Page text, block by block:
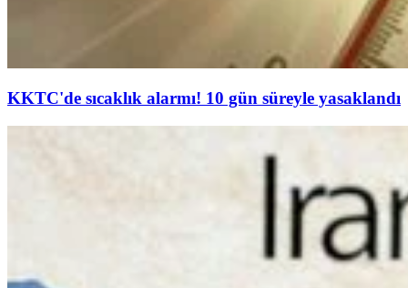
KKTC'de sıcaklık alarmı! 10 gün süreyle yasaklandı